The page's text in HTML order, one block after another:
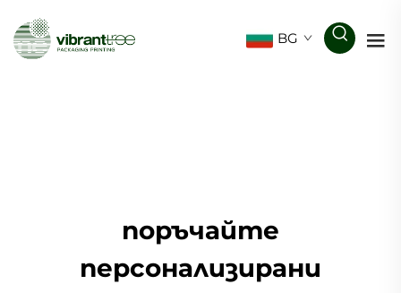
BG
поръчайте
персонализирани